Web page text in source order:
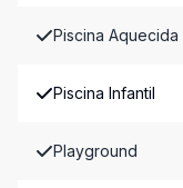
Piscina Aquecida
Piscina Infantil
Playground